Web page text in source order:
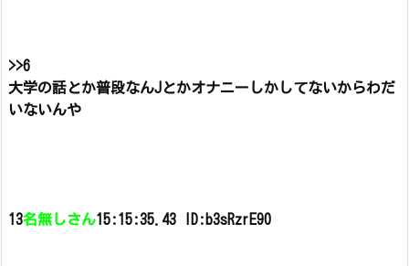
>>6
大学の話とか普段なんJとかオナニーしかしてないからわだ
いないんや
13名無しさん15:15:35.43 ID:b3sRzrE90